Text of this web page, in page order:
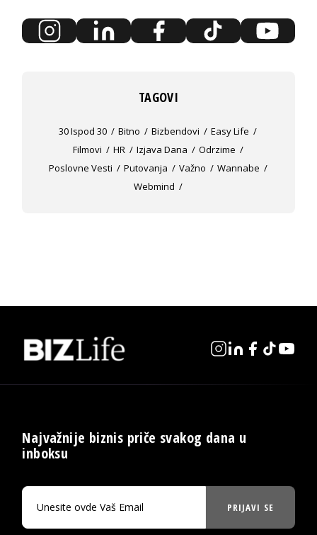
TAGOVI
30 Ispod 30 Bitno Bizbendovi
Easy Life
Filmovi
HR Izjava Dana
Odrzime
Poslovne Vesti
Putovanja Važno
Wannabe
Webmind
Najvažnije biznis priče svakog dana u
inboksu
PRIJAVI SE